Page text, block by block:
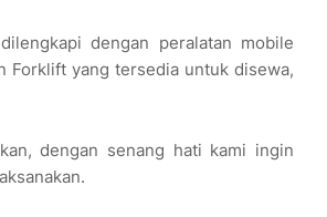
dengan peralatan mobile
Forklift yang tersedia untuk disewa,
dengan senang hati kami ingin